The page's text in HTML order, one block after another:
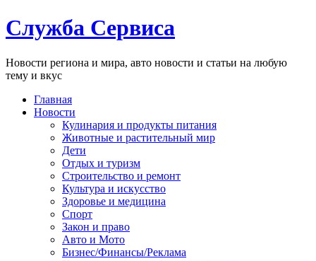
Служба Сервиса
Новости региона и мира, авто новости и статьи на любую
тему и вкус
Главная
Новости
Кулинария и продукты питания
Животные и растительный мир
Дети
Отдых и туризм
Строительство и ремонт
Культура и искусство
Здоровье и медицина
Спорт
Закон и право
Авто и Мото
Бизнес/Финансы/Реклама